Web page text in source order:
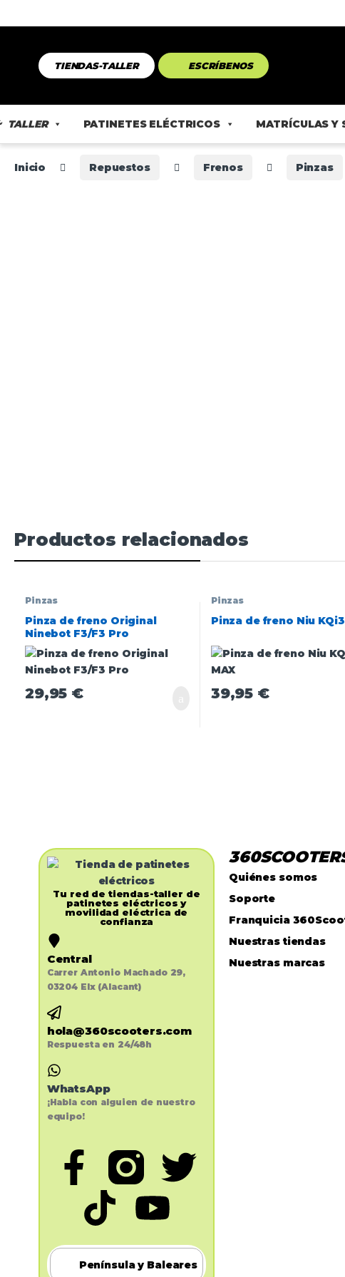
TIENDAS-TALLER ESCRÍBENOS
TALLER PATINETES ELÉCTRICOS MATRÍCULAS Y
Inicio Repuestos Frenos Pinzas
Productos relacionados
Pinzas
Pinza de freno Original
Ninebot F3/F3 Pro
29,95 €
Pinzas
Pinza de freno Niu KQi3
39,95 €
Tu red de tiendas-taller de
patinetes eléctricos y
movilidad eléctrica de
confianza​
Central
Carrer Antonio Machado 29,
03204 Elx (Alacant)
hola@360scooters.com
Respuesta en 24/48h
WhatsApp
¡Habla con alguien de nuestro
equipo!
Península y Baleares
Quiénes somos
Soporte
Franquicia
Nuestras tiendas
Nuestras marcas